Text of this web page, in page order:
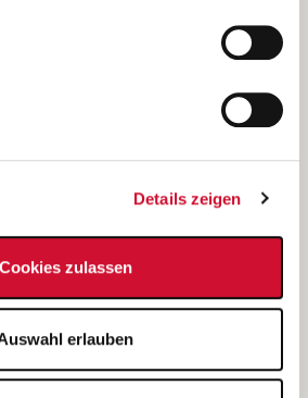
Details zeigen
Cookies zulassen
erlauben
des AWO Bezirksverbandes Unterfranken
Bundesland